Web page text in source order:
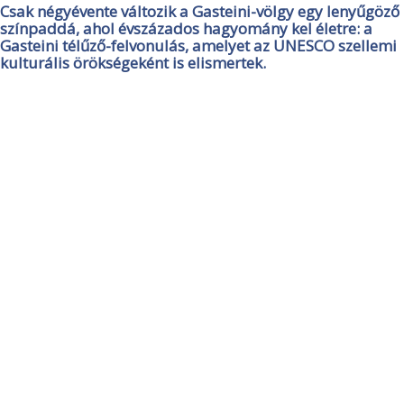
Csak négyévente változik a Gasteini-völgy egy lenyűgöző
színpaddá, ahol évszázados hagyomány kel életre: a
Gasteini télűző-felvonulás, amelyet az UNESCO szellemi
kulturális örökségeként is elismertek.